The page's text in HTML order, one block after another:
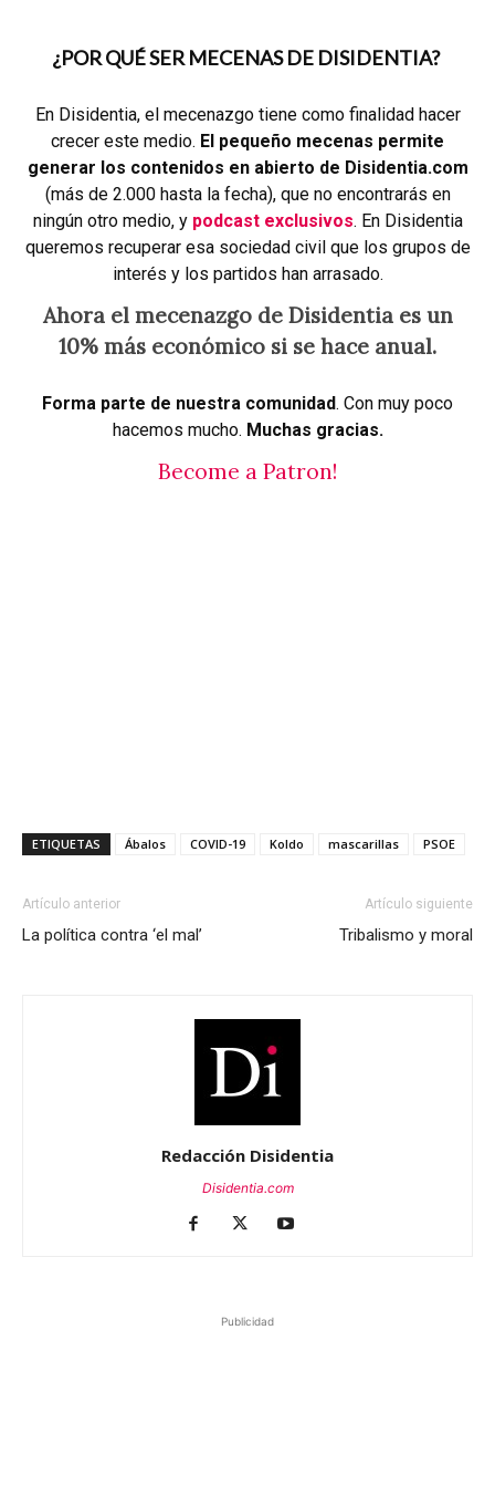
¿POR QUÉ SER MECENAS DE DISIDENTIA?
En Disidentia, el mecenazgo tiene como finalidad hacer
crecer este medio. El pequeño mecenas permite
generar los contenidos en abierto de Disidentia.com
(más de 2.000 hasta la fecha), que no encontrarás en
ningún otro medio, y podcast exclusivos. En Disidentia
queremos recuperar esa sociedad civil que los grupos de
interés y los partidos han arrasado.
Ahora el mecenazgo de Disidentia es un
10% más económico si se hace anual.
Forma parte de nuestra comunidad. Con muy poco
hacemos mucho. Muchas gracias.
Become a Patron!
ETIQUETAS Ábalos COVID-19 Koldo mascarillas PSOE
Artículo anterior
La política contra ‘el mal’
Artículo siguiente
Tribalismo y moral
Redacción Disidentia
Disidentia.com
Publicidad